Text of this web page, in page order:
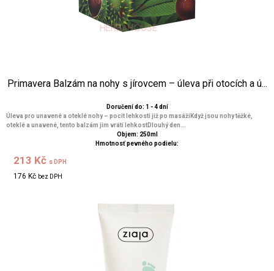
Primavera Balzám na nohy s jírovcem – úleva při otocích a ú...
Doručení do: 1 - 4 dní
Úleva pro unavené a oteklé nohy – pocit lehkosti již po masážiKdyž jsou nohy těžké,
oteklé a unavené, tento balzám jim vrátí lehkostDlouhý den...
Objem: 250ml
Hmotnosť pevného podielu:
213 Kč s DPH
176 Kč bez DPH